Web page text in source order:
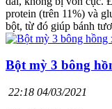
protein (trên 11%) và
bột, từ đó giúp bánh
Bột mỳ 3 bông
22:18 04/03/2021